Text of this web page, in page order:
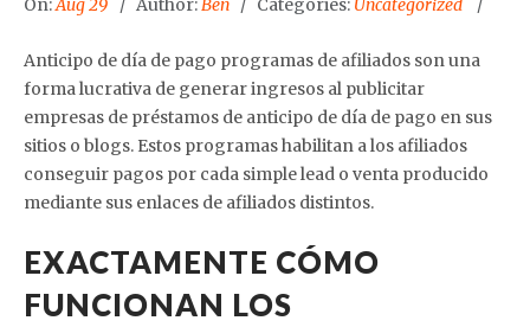
On:Aug 29 Author:Ben Categories: Uncategorized
Anticipo de día de pago programas de afiliados son una
forma lucrativa de generar ingresos al publicitar
empresas de préstamos de anticipo de día de pago en sus
sitios o blogs. Estos programas habilitan a los afiliados
conseguir pagos por cada simple lead o venta producido
mediante sus enlaces de afiliados distintos.
EXACTAMENTE CÓMO
FUNCIONAN LOS